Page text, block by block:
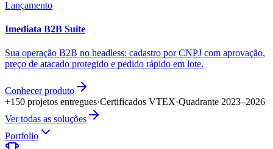
Lançamento
Imediata B2B Suite
Sua operação B2B no headless: cadastro por CNPJ com aprovação,
preço de atacado protegido e pedido rápido em lote.
Conhecer produto
+150 projetos entregues·Certificados VTEX·Quadrante 2023–2026
Ver todas as soluções
Portfolio